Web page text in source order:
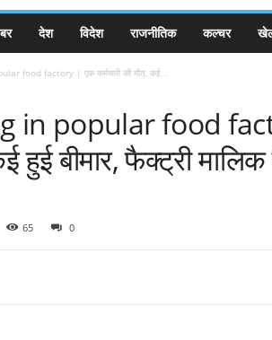
देश विदेश राजनीतिक कल्चर
food factory | एक कर्मचारी की मौत, कई...
in popular food
हुई बीमार, फैक्ट्री
65 0